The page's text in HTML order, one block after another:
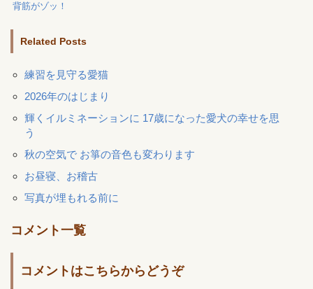
背筋がゾッ！
Related Posts
練習を見守る愛猫
2026年のはじまり
輝くイルミネーションに 17歳になった愛犬の幸せを思
う
秋の空気で お箏の音色も変わります
お昼寝、お稽古
写真が埋もれる前に
コメント一覧
コメントはこちらからどうぞ